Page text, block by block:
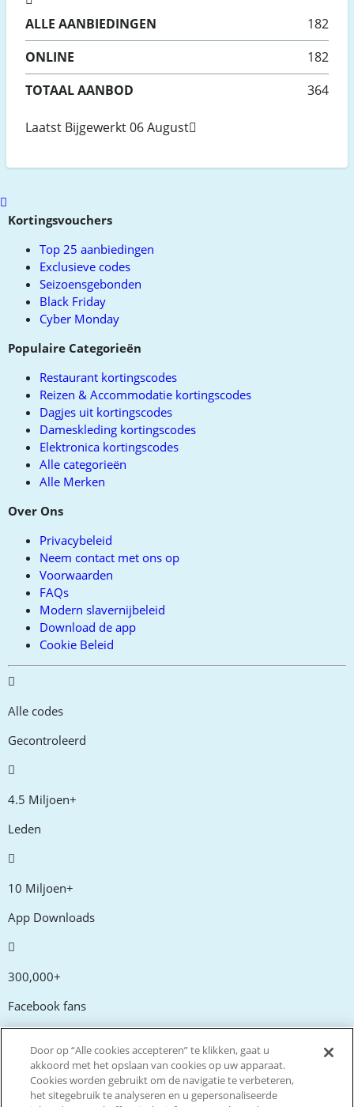
ALLE AANBIEDINGEN
182
ONLINE
182
TOTAAL AANBOD
364
Laatst Bijgewerkt 06 August
Scroll
toKortingsvouchers
Top 25 aanbiedingen
Exclusieve codes
Seizoensgebonden
Black Friday
Cyber Monday
Populaire Categorieën
Restaurant kortingscodes
Reizen & Accommodatie kortingscodes
Dagjes uit kortingscodes
Dameskleding kortingscodes
Elektronica kortingscodes
Alle categorieën
Alle Merken
Over Ons
Privacybeleid
Neem contact met ons op
Voorwaarden
FAQs
Modern slavernijbeleid
Download de app
Cookie Beleid
Alle codes
Gecontroleerd
4.5 Miljoen+
Leden
10 Miljoen+
App Downloads
300,000+
Facebook fans
20,000+
Kortingscodes
Door op “Alle cookies accepteren” te klikken, gaat u
akkoord met het opslaan van cookies op uw apparaat.
Cookies worden gebruikt om de navigatie te verbeteren,
het sitegebruik te analyseren en u gepersonaliseerde